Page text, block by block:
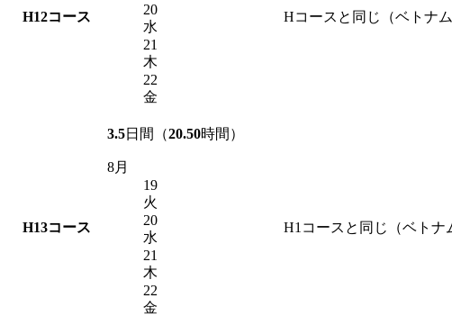
H12コース
20
水
21
木
22
金
Hコースと同じ（ベトナム
H13コース
3.5日間（20.50時間）
8月
19
火
20
水
21
木
22
金
H1コースと同じ（ベトナ